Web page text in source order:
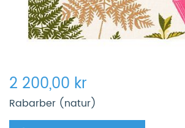
2 200,00 kr
Rabarber (natur)